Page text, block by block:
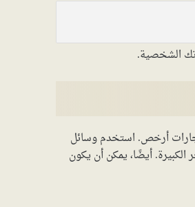
الشخصية.
أرخص. استخدم وسائل
الكبيرة. أيضًا، يمكن أن يكون